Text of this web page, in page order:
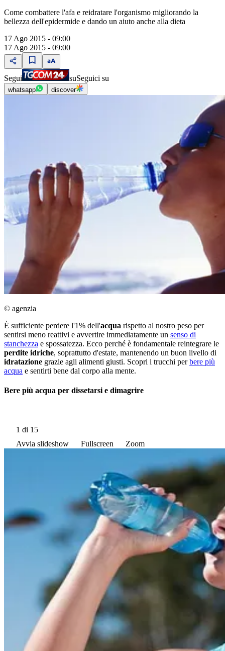
Come combattere l'afa e reidratare l'organismo migliorando la
bellezza dell'epidermide e dando un aiuto anche alla dieta
17 Ago 2015 - 09:00
17 Ago 2015 - 09:00
Segui suSeguici su
whatsapp discover
© agenzia
È sufficiente perdere l'1% dell'acqua rispetto al nostro peso per
sentirsi meno reattivi e avvertire immediatamente un senso di
stanchezza e spossatezza. Ecco perché è fondamentale reintegrare le
perdite idriche, soprattutto d'estate, mantenendo un buon livello di
idratazione grazie agli alimenti giusti. Scopri i trucchi perbere più
acqua e sentirti bene dal corpo alla mente.
Bere più acqua per dissetarsi e dimagrire
1 di 15
Avvia slideshow
Fullscreen Zoom